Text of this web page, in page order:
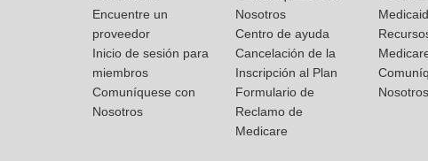
Encuentre un
proveedor
Inicio de sesión para
miembros
Comuníquese con
Nosotros
Nosotros
Centro de ayuda
Cancelación de la
Inscripción al Plan
Formulario de
Reclamo de
Medicare
Medicaid
Nosotros